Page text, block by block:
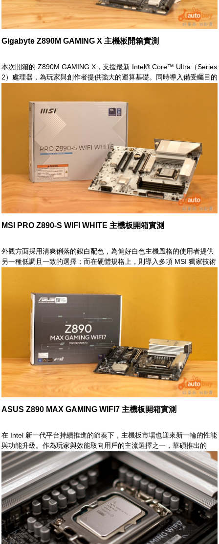
Gigabyte Z890M GAMING X 主機板開箱實測
本次開箱的 Z890M GAMING X，支援最新 Intel® Core™ Ultra（Series
2）處理器，為玩家與創作者提供強大的運算基礎。同時導入備受矚目的
的預設設定檔，讓不同使用情境下的效能調整更加直覺且高效
MSI PRO Z890-S WIFI WHITE 主機板開箱實測
外觀方面採用清爽俐落的銀白配色，為偏好白色主機風格的使用者提供
另一種低調且一致的選擇；而在硬體規格上，則導入多項 MSI 獨家技術
構，全面對應 Intel® Core™ Ultra 處理器平台
ASUS Z890 MAX GAMING WIFI7 主機板開箱實測
在 Intel 新一代平台持續推進的節奏下，主機板市場也迎來新一輪的性能
與功能升級。作為玩家與效能取向用戶的主流選擇之一，華碩推出的
Z890 MAX GAMING WIFI7，正是鎖定高階遊戲與多工應用需求所打造
的全新力作。從命名不難看出，其不僅承襲 MAX 系列一貫的強悍供電
與擴充能力，更進一步導入 Wi-Fi 7 等新世代連線技術，為整體平台帶
來更高頻寬與更低延遲的使用體驗